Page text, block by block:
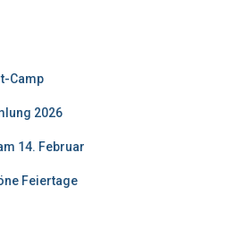
Camp
2026
14. Februar
Feiertage